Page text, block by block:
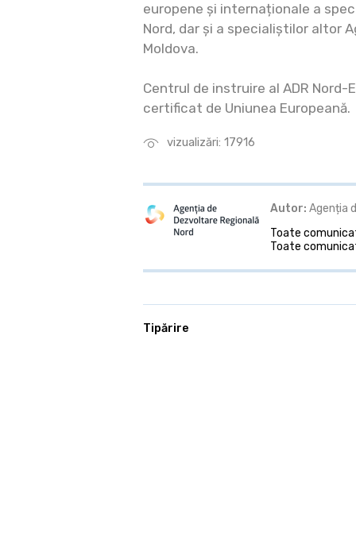
vizualizări: 17916
europene și internaționale a
Nord, dar și a specialiștilor altor
Moldova.
Centrul de instruire al ADR
certificat de Uniunea Europeană.
Autor: Agenția
Toate
Toate
Tipărire